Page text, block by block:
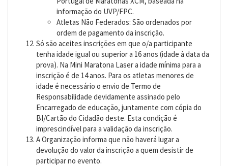
informação do UVP/FPC.
Atletas Não Federados: São ordenados por
ordem de pagamento da inscrição.
Só são aceites inscrições em que o/a participante
tenha idade igual ou superior a 16 anos (idade à data da
prova). Na Mini Maratona Laser a idade mínima para a
inscrição é de 14 anos. Para os atletas menores de
idade é necessário o envio de Termo de
Responsabilidade devidamente assinado pelo
Encarregado de educação, juntamente com cópia do
BI/Cartão do Cidadão deste. Esta condição é
imprescindível para a validação da inscrição.
A Organização informa que não haverá lugar a
devolução do valor da inscrição a quem desistir de
participar no evento.